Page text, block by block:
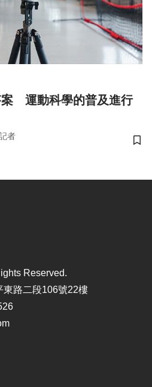
案 運動科學的普及進行
者
儲
Reserved.
東路二段106號22樓